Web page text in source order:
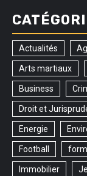
Actualités
Arts martiaux
Business
Droit et
Energie
Football
Immobilier